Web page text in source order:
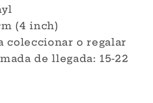
(4 inch)
coleccionar o regalar
de llegada: 15-22